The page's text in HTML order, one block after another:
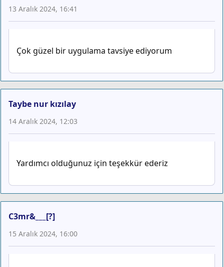
13 Aralık 2024, 16:41
Çok güzel bir uygulama tavsiye ediyorum
Taybe nur kızılay
14 Aralık 2024, 12:03
Yardımcı olduğunuz için teşekkür ederiz
C3mr&___[?]
15 Aralık 2024, 16:00